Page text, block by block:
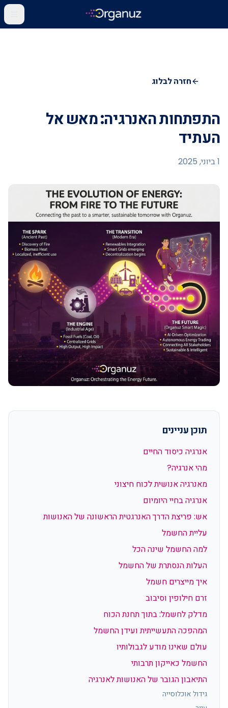
חזרה לבלוג
התפתחות האנרגיה: מאש אל
העתיד
1 ביוני, 2025
תוכן עניינים
אנרגיה כיסוד החיים
מהי אנרגיה?
מאנרגיה אנושית לכוח חיצוני
אנרגיה בחיי היומיום
אש: פריצת הדרך האנרגטית הראשונה של האנושות
עליית החשמל
למה החשמל שינה הכל
העלות הנסתרת של החשמל
איך מייצרים חשמל
זרם חילופין וסיבוב
מדלק לחשמל: בתוך תחנת הכוח
המהפכה התעשייתית ועידן החשמל
עולם שאינו מודע לגבולותיו
החשמל כאייקון תרבותי
התיאבון הגובר של האנושות לאנרגיה
גידול אוכלוסייה